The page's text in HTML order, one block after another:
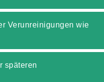
Verunreinigungen wie
späteren